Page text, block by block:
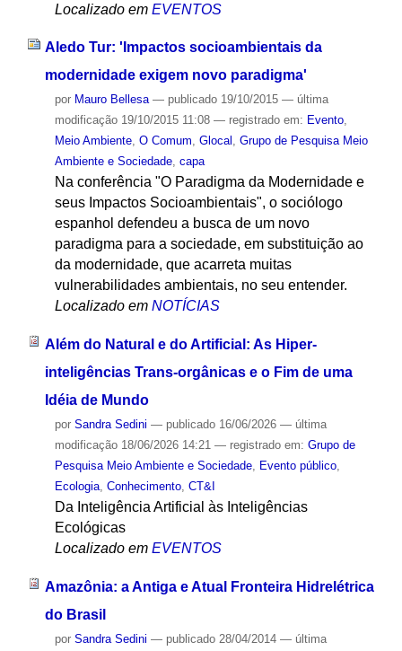
Localizado em EVENTOS
Aledo Tur: 'Impactos socioambientais da
modernidade exigem novo paradigma'
por Mauro Bellesa — publicado19/10/2015 — última
modificação19/10/2015 11:08 — registrado em: Evento,
Meio Ambiente, O Comum, Glocal , Grupo de Pesquisa Meio
Ambiente e Sociedade, capa
Na conferência "O Paradigma da Modernidade e
seus Impactos Socioambientais", o sociólogo
espanhol defendeu a busca de um novo
paradigma para a sociedade, em substituição ao
da modernidade, que acarreta muitas
vulnerabilidades ambientais, no seu entender.
Localizado em NOTÍCIAS
Além do Natural e do Artificial: As Hiper-
inteligências Trans-orgânicas e o Fim de uma
Idéia de Mundo
por Sandra Sedini — publicado16/06/2026 — última
modificação18/06/2026 14:21 — registrado em: Grupo de
Pesquisa Meio Ambiente e Sociedade, Evento público,
Ecologia, Conhecimento, CT&I
Da Inteligência Artificial às Inteligências
Ecológicas
Localizado em EVENTOS
Amazônia: a Antiga e Atual Fronteira Hidrelétrica
do Brasil
por Sandra Sedini — publicado28/04/2014 — última